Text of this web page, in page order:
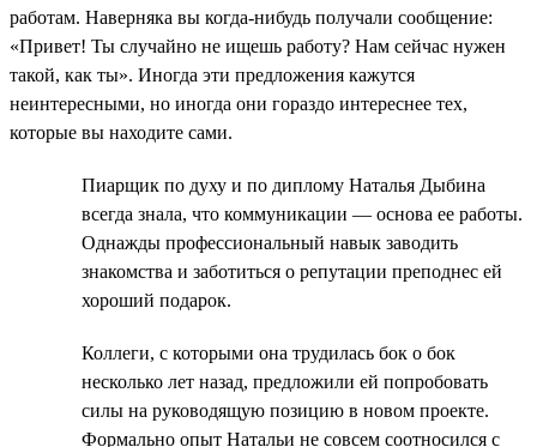
работам. Наверняка вы когда-нибудь получали сообщение:
«Привет! Ты случайно не ищешь работу? Нам сейчас нужен
такой, как ты». Иногда эти предложения кажутся
неинтересными, но иногда они гораздо интереснее тех,
которые вы находите сами.
Пиарщик по духу и по диплому Наталья Дыбина
всегда знала, что коммуникации — основа ее работы.
Однажды профессиональный навык заводить
знакомства и заботиться о репутации преподнес ей
хороший подарок.
Коллеги, с которыми она трудилась бок о бок
несколько лет назад, предложили ей попробовать
силы на руководящую позицию в новом проекте.
Формально опыт Натальи не совсем соотносился с